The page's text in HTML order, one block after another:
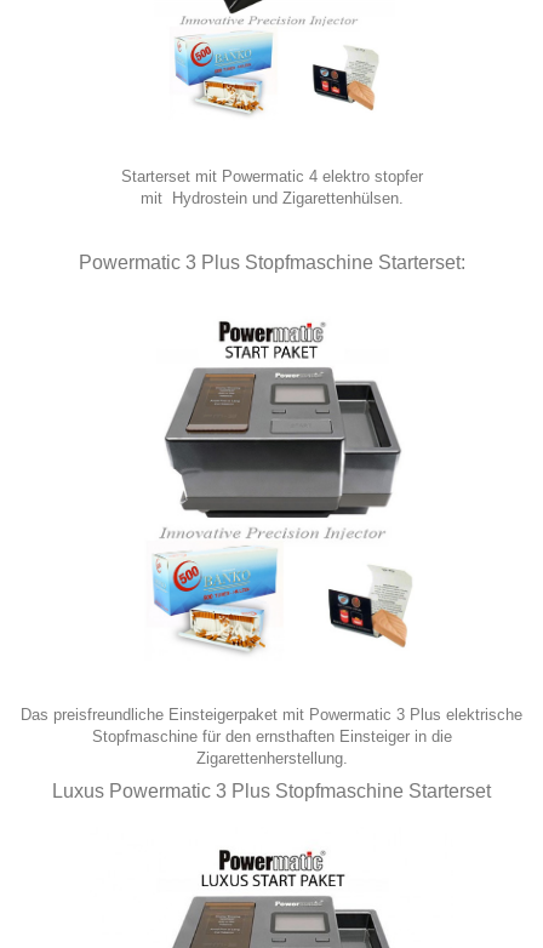
Starterset mit Powermatic 4 elektro stopfer
mit
Hydrosteinund Zigarettenhülsen.
Powermatic 3 Plus Stopfmaschine Starterset:
Das preisfreundliche Einsteigerpaket mit Powermatic 3 Plus elektrische
Stopfmaschine für den ernsthaften Einsteiger in die
Zigarettenherstellung.
Luxus Powermatic 3 Plus Stopfmaschine Starterset